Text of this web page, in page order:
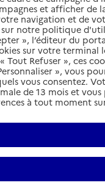
et afficher de
navigation et de
notre politique
», l’éditeur du
sur votre terminal
Tout Refuser », ces
», vous
vous consentez.
de 13 mois et
à tout moment